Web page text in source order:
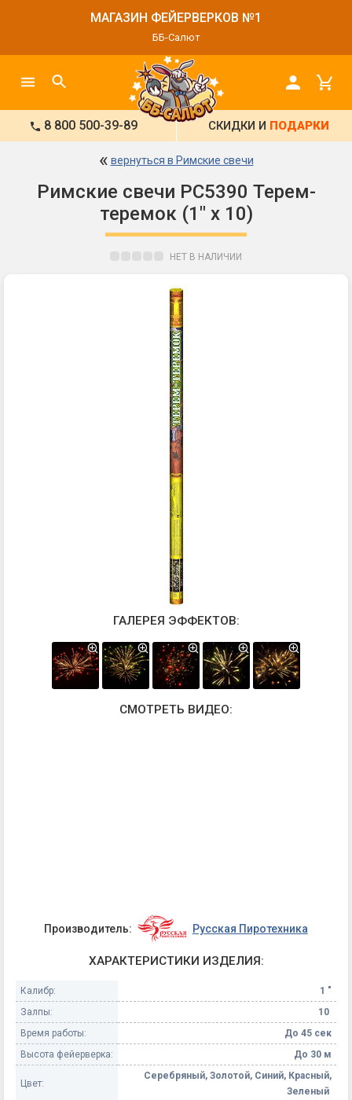
МАГАЗИН ФЕЙЕРВЕРКОВ №1
ББ-Салют
8 800 500-39-89 СКИДКИ И ПОДАРКИ
« вернуться в Римские свечи
Римские свечи РС5390 Терем-
теремок (1" х 10)
НЕТ В НАЛИЧИИ
ГАЛЕРЕЯ ЭФФЕКТОВ:
СМОТРЕТЬ ВИДЕО:
Производитель: Русская Пиротехника
ХАРАКТЕРИСТИКИ ИЗДЕЛИЯ:
Калибр:
1 "
Залпы:
10
Время работы:
До 45 сек
Высота фейерверка:
До 30 м
Цвет:
Серебряный, Золотой, Синий, Красный,
Зеленый